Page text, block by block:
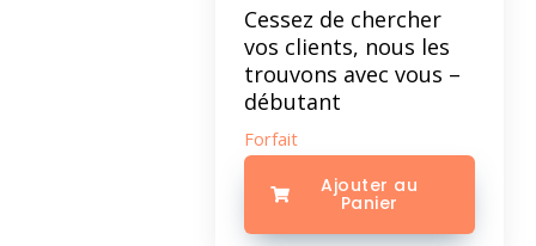
Cessez de chercher
vos clients, nous les
trouvons avec vous –
débutant
Forfait
Ajouter au
Panier